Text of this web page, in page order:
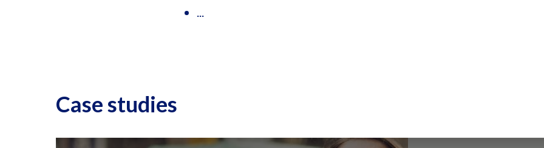
...
Case studies